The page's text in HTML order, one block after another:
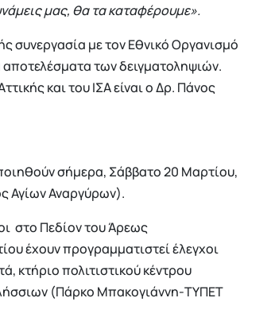
μας, θα τα καταφέρουμε».
συνεργασία με τον Εθνικό Οργανισμό
των δειγματοληψιών.
και του ΙΣΑ είναι ο Δρ. Πάνος
σήμερα, Σάββατο 20 Μαρτίου,
Αγίων Αναργύρων).
στο Πεδίον του Άρεως
έχουν προγραμματιστεί έλεγχοι
κτήριο πολιτιστικού κέντρου
(Πάρκο Μπακογιάννη-ΤΥΠΕΤ